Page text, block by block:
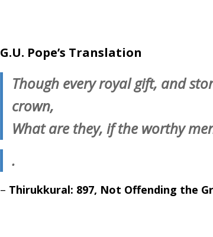
G.U. Pope’s Translation
Though every royal gift, and
crown,
What are they, if the worthy
.
– Thirukkural: 897, Not Offending the